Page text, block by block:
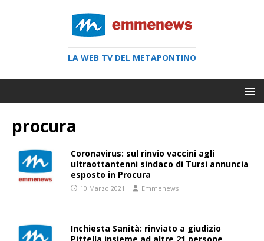
LA WEB TV DEL METAPONTINO
procura
Coronavirus: sul rinvio vaccini agli
ultraottantenni sindaco di Tursi annuncia
esposto in Procura
10 Marzo 2021 Emmenews
Inchiesta Sanità: rinviato a giudizio